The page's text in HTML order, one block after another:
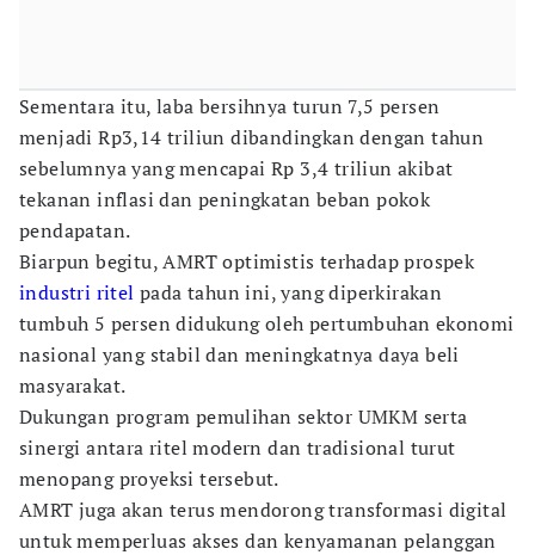
Sementara itu, laba bersihnya turun 7,5 persen
menjadi Rp3,14 triliun dibandingkan dengan tahun
sebelumnya yang mencapai Rp 3,4 triliun akibat
tekanan inflasi dan peningkatan beban pokok
pendapatan.
Biarpun begitu, AMRT optimistis terhadap prospek
industri ritel pada tahun ini, yang diperkirakan
tumbuh 5 persen didukung oleh pertumbuhan ekonomi
nasional yang stabil dan meningkatnya daya beli
masyarakat.
Dukungan program pemulihan sektor UMKM serta
sinergi antara ritel modern dan tradisional turut
menopang proyeksi tersebut.
AMRT juga akan terus mendorong transformasi digital
untuk memperluas akses dan kenyamanan pelanggan